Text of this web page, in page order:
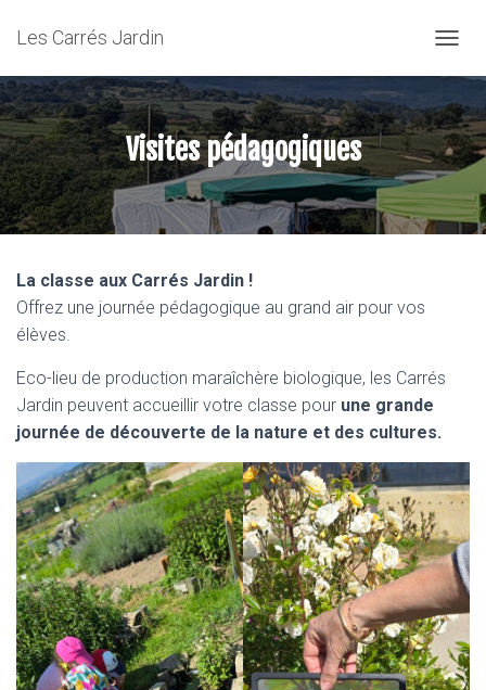
Les Carrés Jardin
Visites pédagogiques
La classe aux Carrés Jardin !
Offrez une journée pédagogique au grand air pour vos
élèves.
Eco-lieu de production maraîchère biologique, les Carrés
Jardin peuvent accueillir votre classe pour une grande
journée de découverte de la nature et des cultures.